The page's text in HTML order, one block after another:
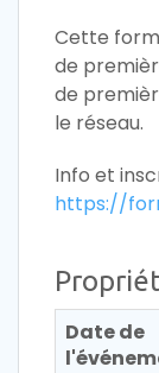
Cette
de
de
le réseau.
Info et
https://
Date de